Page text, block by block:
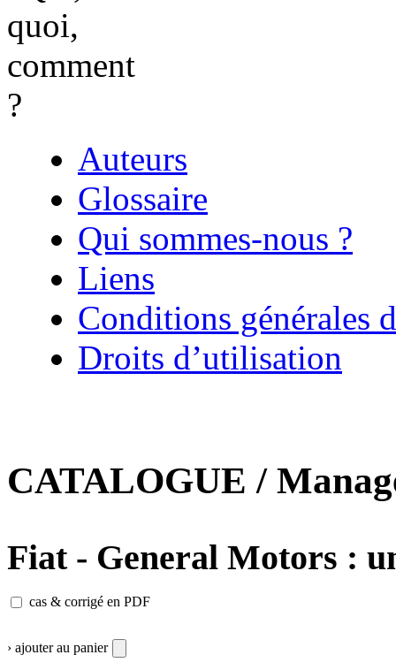
Auteurs
Glossaire
Qui sommes-nous ?
Liens
Conditions générales
Droits d’utilisation
CATALOGUE /
Fiat - General Motors :
cas & corrigé en PDF
› ajouter au panier